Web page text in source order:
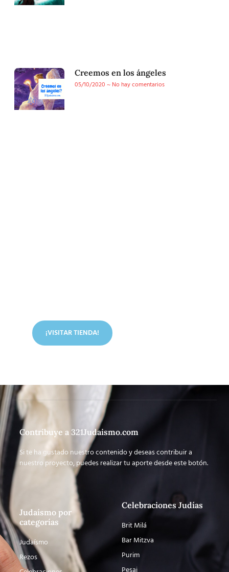
Creemos en los ángeles
05/10/2020
No hay comentarios
¡VISITAR TIENDA!
Contribuye a 321Judaismo.com
Si te ha gustado nuestro contenido y deseas contribuir a
nuestro proyecto, puedes realizar tu aporte desde este botón.
Judaísmo por
categorías
Judaísmo
Rezos
Celebraciones Judías
Brit Milá
Bar Mitzva
Purim